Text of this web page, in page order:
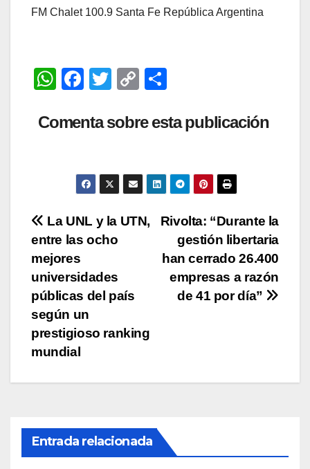
FM Chalet 100.9 Santa Fe República Argentina
W
at
p
F
c
b
o
o
k
T
tt
C
p
Li
n
k
m
ar
tir
Comenta sobre esta publicación
Navegación
de
entradas
Rivolta: “Durante la
gestión libertaria
han cerrado 26.400
empresas a razón
de 41 por día”
La UNL y la UTN,
entre las ocho
mejores
universidades
públicas del país
según un
prestigioso ranking
mundial
Entrada relacionada